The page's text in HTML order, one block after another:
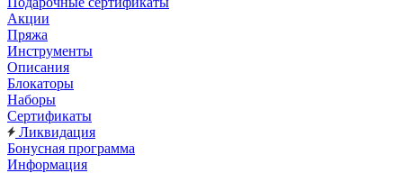
Акции
Пряжа
Инструменты
Описания
Блокаторы
Наборы
Сертификаты
Ликвидация
Бонусная программа
Информация